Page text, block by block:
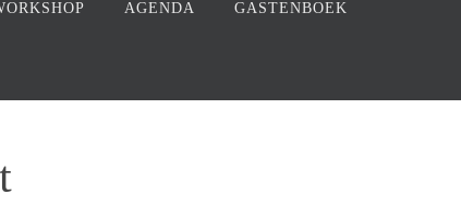
AGENDA GASTENBOEK